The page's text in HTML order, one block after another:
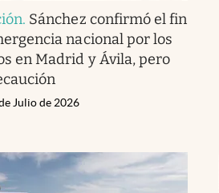
. Sánchez confirmó el fin
nacional por los
en Madrid y Ávila, pero
Julio de 2026